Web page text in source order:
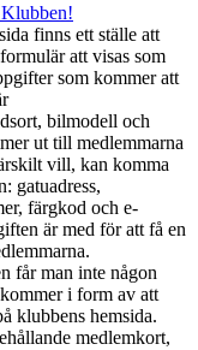
finns ett ställe att
att visas som
som kommer att
bilmodell och
ut till medlemmarna
vill, kan komma
gatuadress,
färgkod och e-
är med för att få en
får man inte någon
i form av att
klubbens hemsida.
medlemkort,